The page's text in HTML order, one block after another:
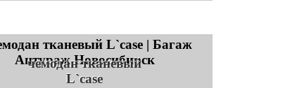
чемодан тканевый
L`case